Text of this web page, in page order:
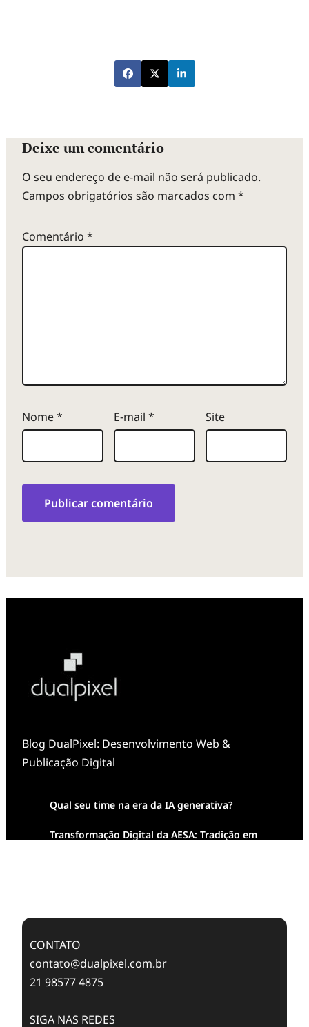
Deixe um comentário
O seu endereço de e-mail não será publicado.
Campos obrigatórios são marcados com *
Comentário *
Nome* E-mail * Site
Blog DualPixel: Desenvolvimento Web &
Publicação Digital
Qual seu time na era da IA generativa?
Transformação Digital da AESA: Tradição em
CONTATO
contato@dualpixel.com.br
21 98577 4875
SIGA NAS REDES